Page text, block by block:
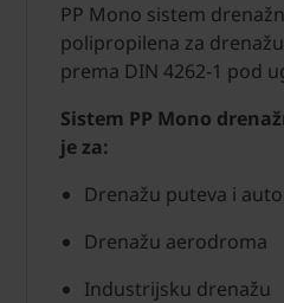
PP Mono sistem
polipropilena za
prema DIN 4262-1 pod
Sistem PP Mono
je za:
Drenažu puteva i
Drenažu aerodroma
Industrijsku drenažu